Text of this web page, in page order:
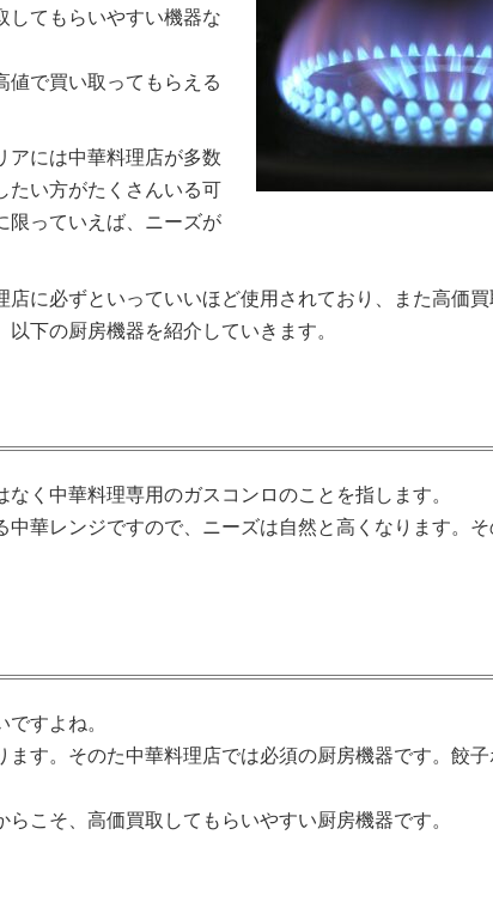
してもらいやすい機器な
値で買い取ってもらえる
アには中華料理店が多数
たい方がたくさんいる可
限っていえば、ニーズが
店に必ずといっていいほど使用されており、また高価
下の厨房機器を紹介していきます。
く中華料理専用のガスコンロのことを指します。
中華レンジですので、ニーズは自然と高くなります。
すよね。
ます。そのた中華料理店では必須の厨房機器です。餃
こそ、高価買取してもらいやすい厨房機器です。